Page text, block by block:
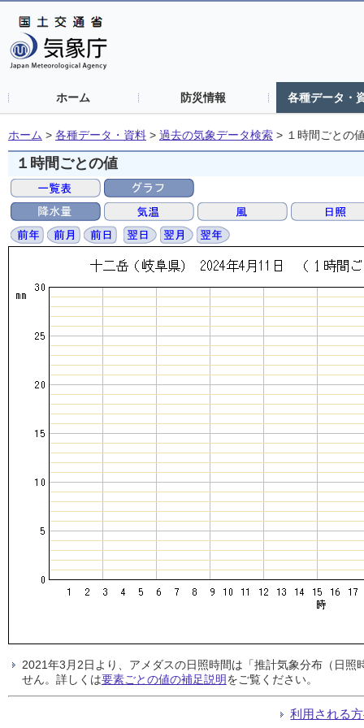
ホーム 防災情報 各種データ・
ホーム > 各種データ・資料 > 過去の気象データ検索 > １時間ごとの
１時間ごとの値
2021年3月2日より、アメダスの日照時間は「推計気象分布（日
せん。詳しくは要素ごとの値の補足説明をご覧ください。
利用される